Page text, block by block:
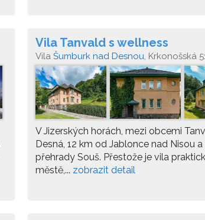
Vila Tanvald s wellness
Vila Šumburk nad Desnou, Krkonošská
Tanvald - Šumburk nad Desnou
V Jizerských horách, mezi obcemi
Desná, 12 km od Jablonce nad Nisou
přehrady Souš. Přestože je vila
městě,... zobrazit detail